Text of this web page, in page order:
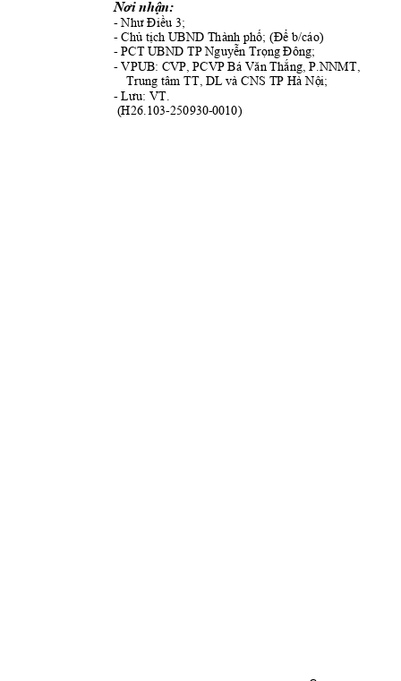
Nơi nhận:
- Như Điều 3;
- Chủ tịch UBND Thành phố; (Để b/cáo)
- PCT UBND TP Nguyễn Trọng Đông;
- VPUB: CVP, PCVP Bá Văn Thắng, P.NNMT,
Trung tâm TT, DL và CNS TP Hà Nội;
- Lưu: VT.
(H26.103-250930-0010)